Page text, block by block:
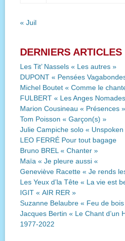
« Juil
DERNIERS ARTICLES
Les Tit’ Nassels « Les autres »
DUPONT « Pensées
Michel Boutet « Comme le
FULBERT « Les Anges
Marion Cousineau « Présences »
Tom Poisson « Garçon(s) »
Julie Campiche solo « Unspoken
LEO FERRÉ Pour tout bagage
Bruno BREL « Chanter »
Maïa « Je pleure aussi «
Geneviève Racette « Je rends
Les Yeux d’la Tête « La vie est
IGIT « AIR RER »
Suzanne Belaubre « Feu de
Jacques Bertin « Le Chant d’un
1977-2022